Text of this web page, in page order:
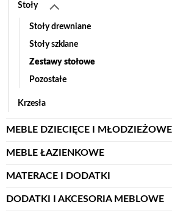
Stoły
Stoły drewniane
Stoły szklane
Zestawy stołowe
Pozostałe
Krzesła
MEBLE DZIECIĘCE I MŁODZIEŻOWE
MEBLE ŁAZIENKOWE
MATERACE I DODATKI
DODATKI I AKCESORIA MEBLOWE